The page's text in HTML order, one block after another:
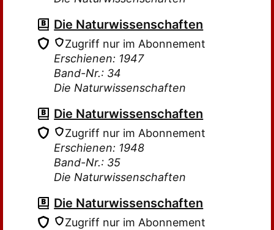
Die Naturwissenschaften
Zugriff nur im Abonnement
Erschienen: 1947
Band-Nr.: 34
Die Naturwissenschaften
Die Naturwissenschaften
Zugriff nur im Abonnement
Erschienen: 1948
Band-Nr.: 35
Die Naturwissenschaften
Die Naturwissenschaften
Zugriff nur im Abonnement